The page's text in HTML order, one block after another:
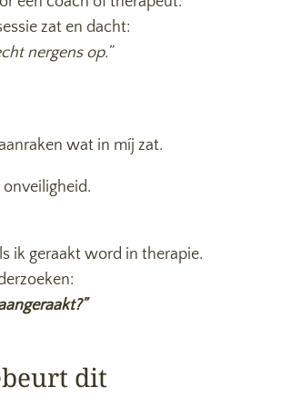
zat en dacht:
nergens op.”
wat in míj zat.
ik geraakt word in therapie.
dit